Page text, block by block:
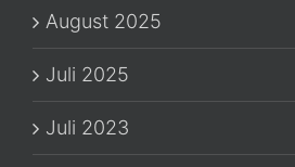
August 2025
Juli 2025
Juli 2023